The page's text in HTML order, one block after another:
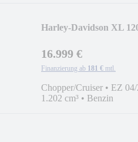
Harley-Davidson XL
16.999 €
Finanzierung ab 181 € mtl.
Chopper/Cruiser • EZ
1.202 cm³ • Benzin